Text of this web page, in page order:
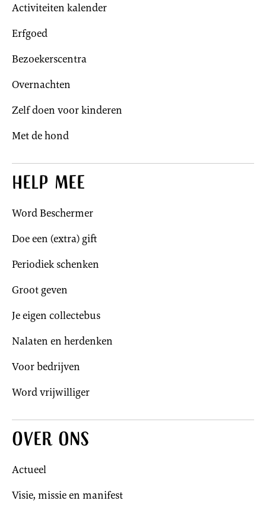
Activiteiten kalender
Erfgoed
Bezoekerscentra
Overnachten
Zelf doen voor kinderen
Met de hond
Help mee
Word Beschermer
Doe een (extra) gift
Periodiek schenken
Groot geven
Je eigen collectebus
Nalaten en herdenken
Voor bedrijven
Word vrijwilliger
Over ons
Actueel
Visie, missie en manifest